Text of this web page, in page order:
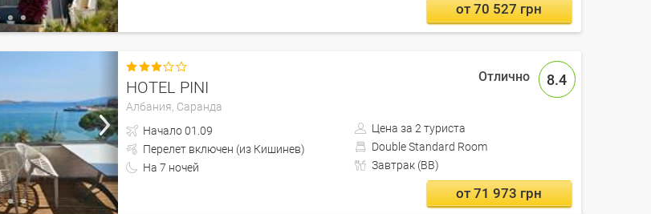
от 70 527 грн
8.4

HOTEL PINI
Албания, Саранда
Начало01.09
Перелет включен (из Кишинев)
На7 ночей
Цена за 2 туриста
Double Standard Room
Завтрак (BB)
от 71 973 грн